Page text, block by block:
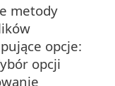
metody
opcje:
opcji